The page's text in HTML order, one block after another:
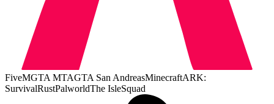
FiveMGTA MTAGTA San AndreasMinecraftARK:
SurvivalRustPalworldThe IsleSquad